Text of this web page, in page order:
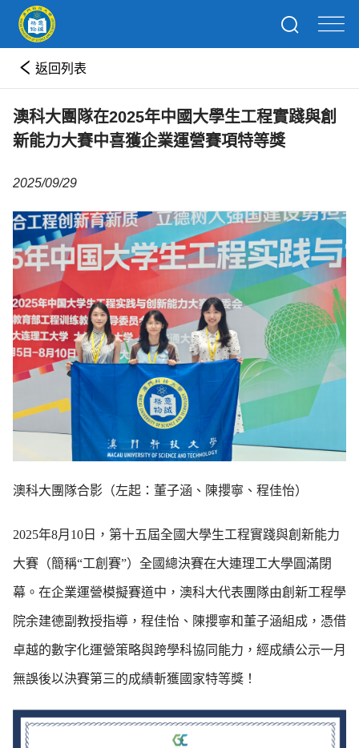
返回列表
澳科大團隊在2025年中國大學生工程實踐與創
新能力大賽中喜獲企業運營賽項特等獎
2025/09/29
澳科大團隊合影（左起：董子涵、陳攖寧、程佳怡）
2025年8月10日，第十五屆全國大學生工程實踐與創新能力
大賽（簡稱“工創賽”）全國總決賽在大連理工大學圓滿閉
幕。在企業運營模擬賽道中，澳科大代表團隊由創新工程學
院余建德副教授指導，程佳怡、陳攖寧和董子涵組成，憑借
卓越的數字化運營策略與跨學科協同能力，經成績公示一月
無誤後以決賽第三的成績斬獲國家特等獎！